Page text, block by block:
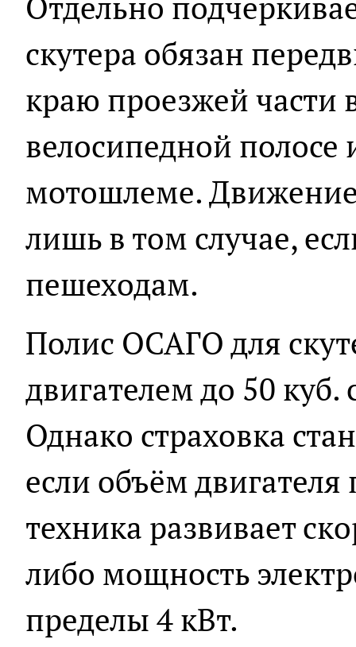
скутера обязан
краю проезжей части
велосипедной полосе
мотошлеме.
лишь в том случае,
пешеходам.
Полис ОСАГО для
двигателем до 50
Однако страховка
если объём
техника развивает
либо мощность
пределы 4 кВт.